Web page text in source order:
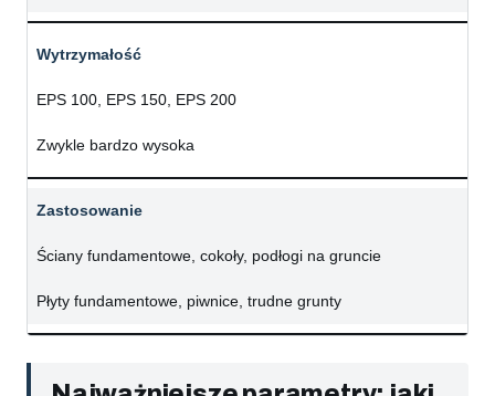
Wytrzymałość
EPS 100, EPS 150, EPS 200
Zwykle bardzo wysoka
Zastosowanie
Ściany fundamentowe, cokoły, podłogi na gruncie
Płyty fundamentowe, piwnice, trudne grunty